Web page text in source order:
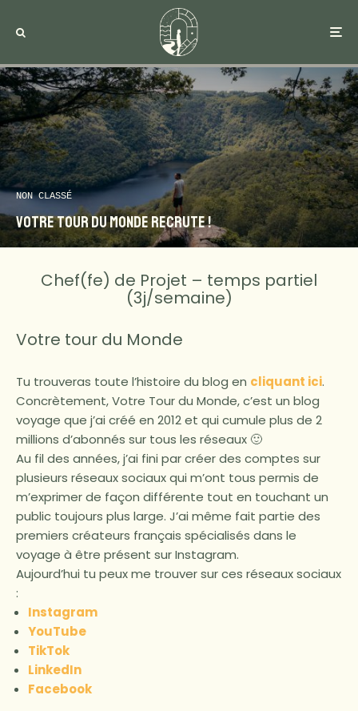
NON CLASSÉ
Votre Tour du Monde recrute !
Chef(fe) de Projet – temps partiel
(3j/semaine)
Votre tour du Monde
Tu trouveras toute l’histoire du blog en cliquant ici.
Concrètement, Votre Tour du Monde, c’est un blog
voyage que j’ai créé en 2012 et qui cumule plus de 2
millions d’abonnés sur tous les réseaux 🙂
Au fil des années, j’ai fini par créer des comptes sur
plusieurs réseaux sociaux qui m’ont tous permis de
m’exprimer de façon différente tout en touchant un
public toujours plus large. J’ai même fait partie des
premiers créateurs français spécialisés dans le
voyage à être présent sur Instagram.
Aujourd’hui tu peux me trouver sur ces réseaux sociaux
:
Instagram
YouTube
TikTok
LinkedIn
Facebook